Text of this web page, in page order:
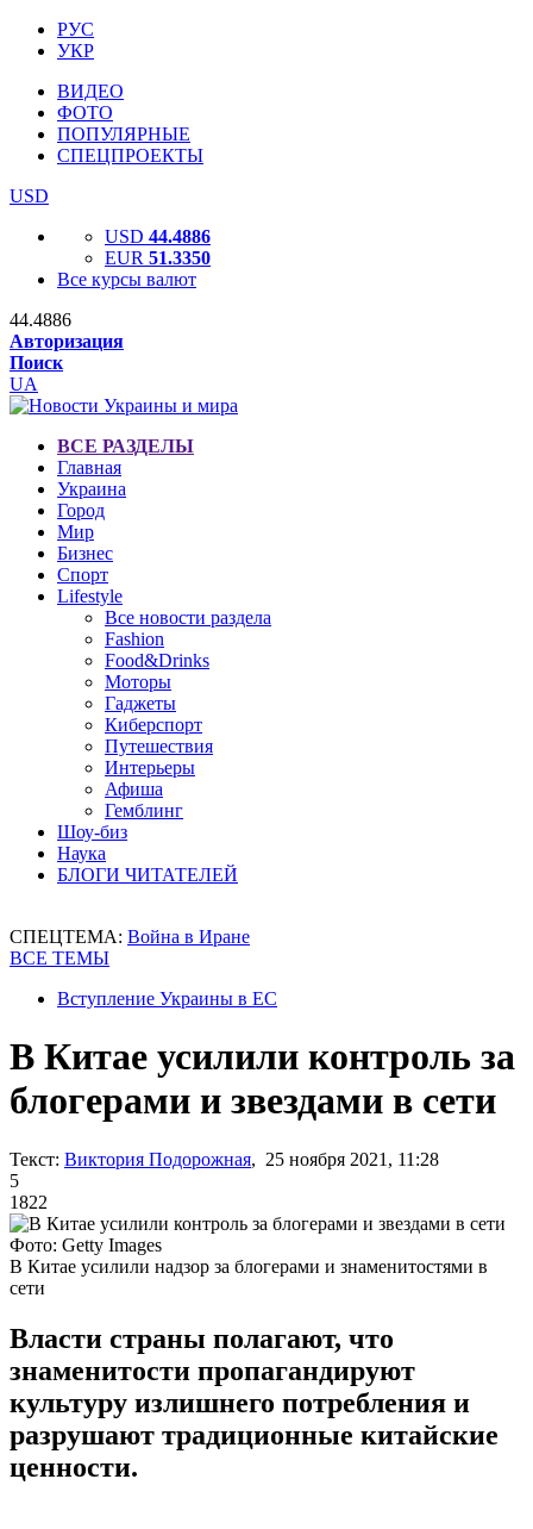
РУС
УКР
ВИДЕО
ФОТО
ПОПУЛЯРНЫЕ
СПЕЦПРОЕКТЫ
USD
USD 44.4886
EUR 51.3350
Все курсы валют
44.4886
Авторизация
Поиск
UA
ВСЕ РАЗДЕЛЫ
Главная
Украина
Город
Мир
Бизнес
Спорт
Lifestyle
Все новости раздела
Fashion
Food&Drinks
Моторы
Гаджеты
Киберспорт
Путешествия
Интерьеры
Афиша
Гемблинг
Шоу-биз
Наука
БЛОГИ ЧИТАТЕЛЕЙ
СПЕЦТЕМА: Война в Иране
ВСЕ ТЕМЫ
Вступление Украины в ЕС
В Китае усилили контроль за
блогерами и звездами в сети
Текст: Виктория Подорожная, 25 ноября 2021, 11:28
5
1822
Фото: Getty Images
В Китае усилили надзор за блогерами и знаменитостями в
сети
Власти страны полагают, что
знаменитости пропагандируют
культуру излишнего потребления и
разрушают традиционные китайские
ценности.